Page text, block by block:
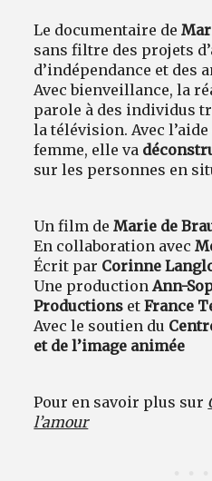
Le documentaire de
sans filtre des projets
d’indépendance et des
Avec bienveillance, la
parole à des individus
la télévision. Avec
femme, elle va
sur les personnes en
Un film deMarie de
En collaboration avec
Écrit par Corinne
Une productionAnn-
Productions et France
Avec le soutien du
et de l’image animée
Pour en savoir plus sur
l’amour